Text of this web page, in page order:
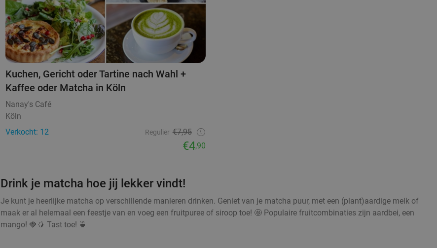
Kuchen, Gericht oder Tartine nach Wahl +
Kaffee oder Matcha in Köln
Nanay's Café
Köln
Verkocht: 12
Regulier €7,95
€4,90
Drink je matcha hoe jij lekker vindt!
Je kunt je heerlijke matcha op verschillende manieren drinken. Geniet van je matcha puur, met een (plant)aardige melk of
maak er al helemaal een feestje van en voeg een fruitpuree of siroop toe! 🤩 Populaire fruitcombinaties zijn aardbei, een
mango! 🍓🥭 Tast toe! 🍵